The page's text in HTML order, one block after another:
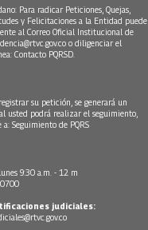
Para radicar Peticiones, Quejas,
y Felicitaciones a la Entidad puede
al Correo Oficial Institucional de
o diligenciar el
Contacto PQRSD.
su petición, se generará un
usted podrá realizar el seguimiento,
a: Seguimiento de PQRS
9:30 a.m. - 12 m
judiciales: